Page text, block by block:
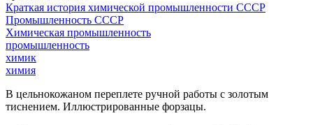
Краткая история химической промышленности СССР
Промышленность СССР
Химическая промышленность
промышленность
химик
химия
В цельнокожаном переплете ручной работы с золотым
тиснением. Иллюстрированные форзацы.